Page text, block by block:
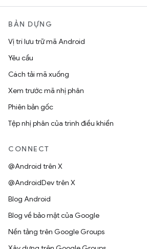
BẢN DỰNG
Vị trí lưu trữ mã Android
Yêu cầu
Cách tải mã xuống
Xem trước mã nhị phân
Phiên bản gốc
Tệp nhị phân của trình điều khiển
CONNECT
@Android trên X
@AndroidDev trên X
Blog Android
Blog về bảo mật của Google
Nền tảng trên Google Groups